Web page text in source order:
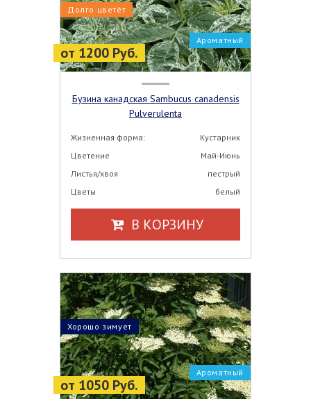
от 1200 Руб.
Ароматный
Долго цветёт
Бузина канадская Sambucus canadensis
Pulverulenta
Жизненная форма:
Кустарник
Цветение
Май-Июнь
Листья/хвоя
пестрый
Цветы
белый
В КОРЗИНУ
от 1050 Руб.
Ароматный
Хорошо зимует